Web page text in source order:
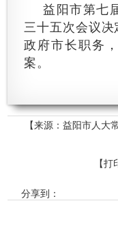
益阳市第七
三十五次会议
政府市长职务
案。
【来源：益阳市人大
【打
分享到：